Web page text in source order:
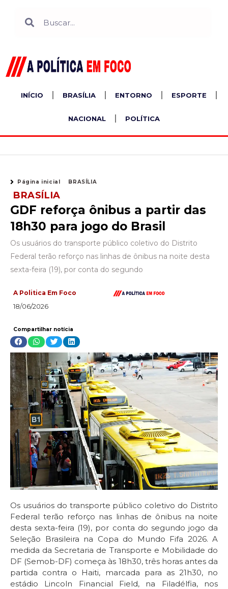
INÍCIO BRASÍLIA ENTORNO ESPORTE
NACIONAL POLÍTICA
Página inicial BRASÍLIA
BRASÍLIA
GDF reforça ônibus a partir das
18h30 para jogo do Brasil
Os usuários do transporte público coletivo do Distrito
Federal terão reforço nas linhas de ônibus na noite desta
sexta-feira (19), por conta do segundo
A Politica Em Foco
18/06/2026
Compartilhar notícia
Os usuários do transporte público coletivo do Distrito
Federal terão reforço nas linhas de ônibus na noite
desta sexta-feira (19), por conta do segundo jogo da
Seleção Brasileira na Copa do Mundo Fifa 2026. A
medida da Secretaria de Transporte e Mobilidade do
DF (Semob-DF) começa às 18h30, três horas antes da
partida contra o Haiti, marcada para as 21h30, no
estádio Lincoln Financial Field, na Filadélfia, nos